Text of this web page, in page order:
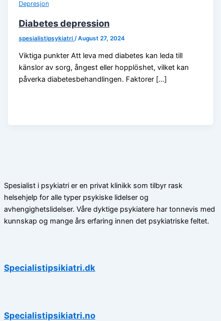
Depresjon
Diabetes depression
spesialistipsykiatri /August 27, 2024
Viktiga punkter Att leva med diabetes kan leda till
känslor av sorg, ångest eller hopplöshet, vilket kan
påverka diabetesbehandlingen. Faktorer […]
Spesialist i psykiatri er en privat klinikk som tilbyr rask
helsehjelp for alle typer psykiske lidelser og
avhengighetslidelser. Våre dyktige psykiatere har tonnevis med
kunnskap og mange års erfaring innen det psykiatriske feltet.
Specialistipsikiatri.dk
Specialistipsikiatri.no